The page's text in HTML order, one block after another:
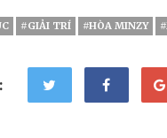
#GIẢI TRÍ #HÒA MINZY